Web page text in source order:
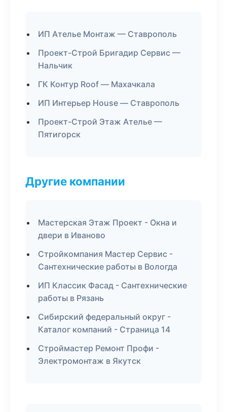
ИП Ателье Монтаж — Ставрополь
Проект-Строй Бригадир Сервис —
Нальчик
ГК Контур Roof — Махачкала
ИП Интерьер House — Ставрополь
Проект-Строй Этаж Ателье —
Пятигорск
Другие компании
Мастерская Этаж Проект - Окна и
двери в Иваново
Стройкомпания Мастер Сервис -
Сантехнические работы в Вологда
ИП Классик Фасад - Сантехнические
работы в Рязань
Сибирский федеральный округ -
Каталог компаний - Страница 14
Строймастер Ремонт Профи -
Электромонтаж в Якутск